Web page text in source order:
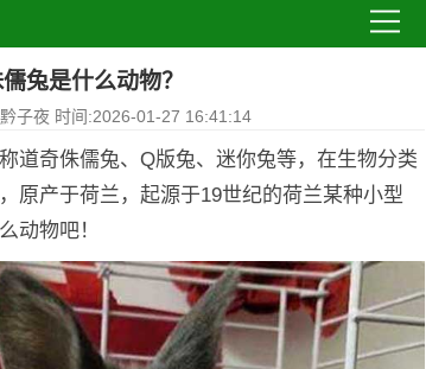
兔是什么动物？
子夜 时间:2026-01-27 16:41:14
道奇侏儒兔、Q版兔、迷你兔等，在生物分类
原产于荷兰，起源于19世纪的荷兰某种小型
动物吧！